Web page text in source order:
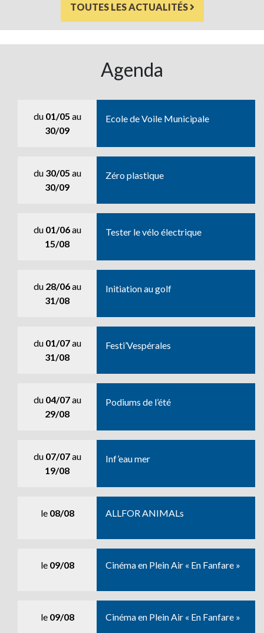
TOUTES LES ACTUALITÉS
Agenda
du 01/05 au
30/09
Ecole de Voile Municipale
du 30/05 au
30/09
Zéro plastique
du 01/06au
15/08
Tester le vélo électrique
du 28/06au
31/08
Initiation au golf
du 01/07au
31/08
Festi’Vespérales
du 04/07au
29/08
Podiums de l’été
du 07/07au
19/08
Inf’eau mer
le 08/08 ALLFOR ANIMALs
le 09/08 Cinéma en Plein Air « En Fanfare »
le 09/08 Cinéma en Plein Air « En Fanfare »